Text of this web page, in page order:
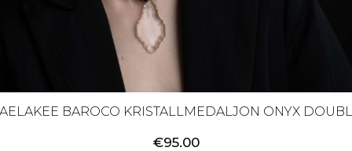
BAROCO KRISTALLMEDALJON ONYX
€95.00